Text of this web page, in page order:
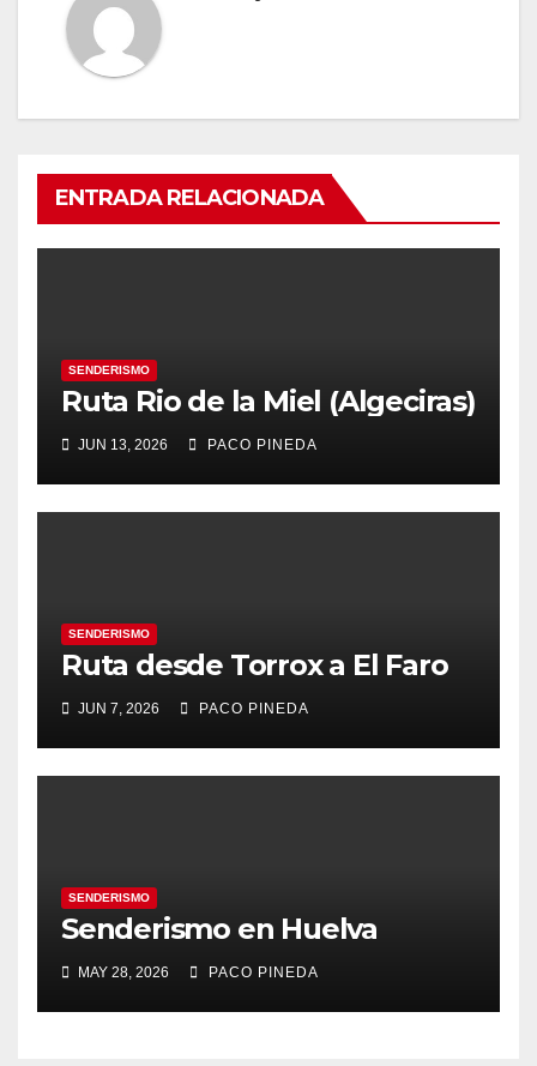
ENTRADA RELACIONADA
SENDERISMO
Ruta Rio de la Miel (Algeciras)
JUN 13, 2026 PACO PINEDA
SENDERISMO
Ruta desde Torrox a El Faro
JUN 7, 2026 PACO PINEDA
SENDERISMO
Senderismo en Huelva
MAY 28, 2026 PACO PINEDA